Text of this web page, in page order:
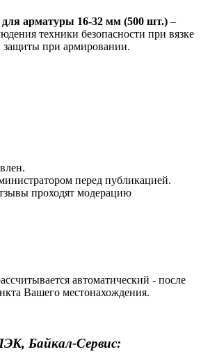
арматуры 16-32 мм (500 шт.) –
техники безопасности при вязке
защиты при армировании.
перед публикацией.
проходят модерацию
автоматический - после
Вашего местонахождения.
Байкал-Сервис: